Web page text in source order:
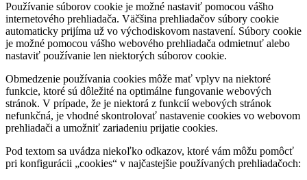
Používanie súborov cookie je možné nastaviť pomocou vášho
internetového prehliadača. Väčšina prehliadačov súbory cookie
automaticky prijíma už vo východiskovom nastavení. Súbory cookie
je možné pomocou vášho webového prehliadača odmietnuť alebo
nastaviť používanie len niektorých súborov cookie.
Obmedzenie používania cookies môže mať vplyv na niektoré
funkcie, ktoré sú dôležité na optimálne fungovanie webových
stránok. V prípade, že je niektorá z funkcií webových stránok
nefunkčná, je vhodné skontrolovať nastavenie cookies vo webovom
prehliadači a umožniť zariadeniu prijatie cookies.
Pod textom sa uvádza niekoľko odkazov, ktoré vám môžu pomôcť
pri konfigurácii „cookies“ v najčastejšie používaných prehliadačoch: